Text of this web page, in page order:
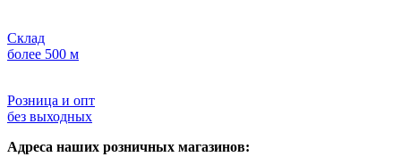
Склад
более 500 м
Розница и опт
без выходных
Адреса наших розничных магазинов: